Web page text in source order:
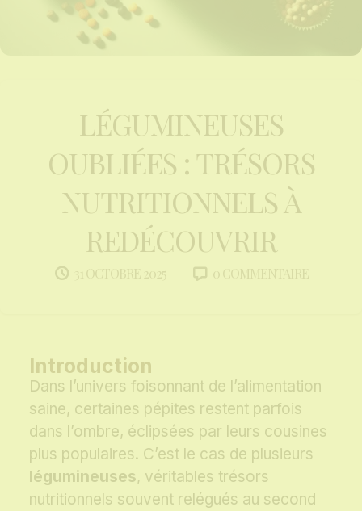
LÉGUMINEUSES
OUBLIÉES : TRÉSORS
NUTRITIONNELS À
REDÉCOUVRIR
31 OCTOBRE 2025 0 COMMENTAIRE
Introduction
Dans l’univers foisonnant de l’alimentation
saine, certaines pépites restent parfois
dans l’ombre, éclipsées par leurs cousines
plus populaires. C’est le cas de plusieurs
légumineuses, véritables trésors
nutritionnels souvent relégués au second